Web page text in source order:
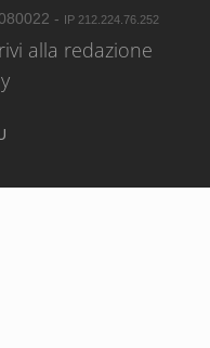
- IP 212.224.76.252
alla redazione